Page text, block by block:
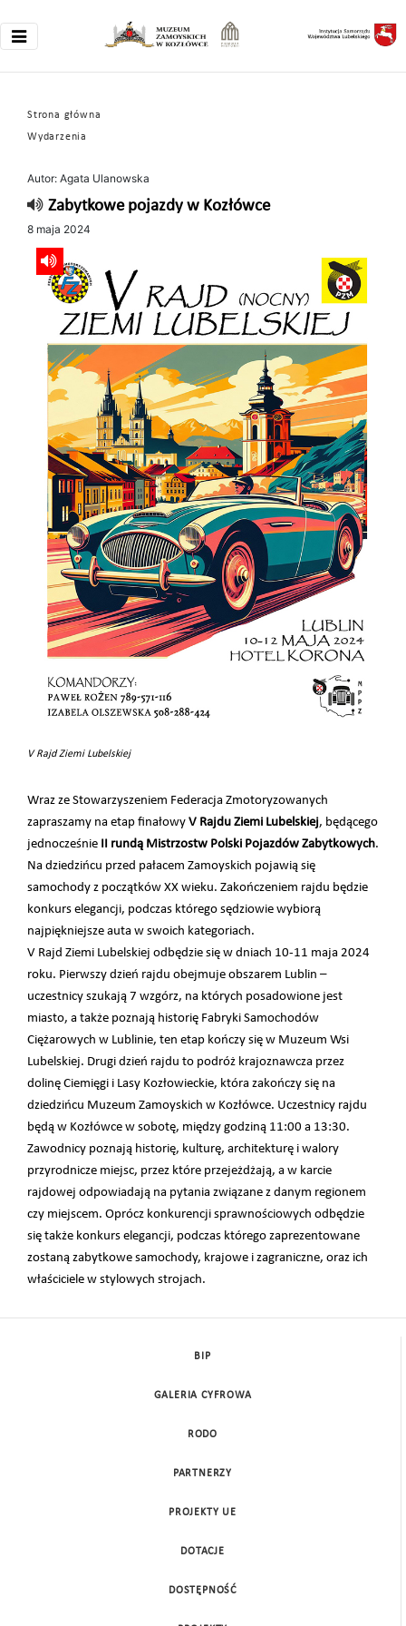
Strona główna
Wydarzenia
Autor: Agata Ulanowska
Zabytkowe pojazdy w Kozłówce
8 maja 2024
V Rajd Ziemi Lubelskiej
Wraz ze Stowarzyszeniem Federacja Zmotoryzowanych
zapraszamy na etap finałowy V Rajdu Ziemi Lubelskiej, będącego
jednocześnie II rundą Mistrzostw Polski Pojazdów Zabytkowych.
Na dziedzińcu przed pałacem Zamoyskich pojawią się
samochody z początków XX wieku. Zakończeniem rajdu będzie
konkurs elegancji, podczas którego sędziowie wybiorą
najpiękniejsze auta w swoich kategoriach.
V Rajd Ziemi Lubelskiej odbędzie się w dniach 10-11 maja 2024
roku. Pierwszy dzień rajdu obejmuje obszarem Lublin –
uczestnicy szukają 7 wzgórz, na których posadowione jest
miasto, a także poznają historię Fabryki Samochodów
Ciężarowych w Lublinie, ten etap kończy się w Muzeum Wsi
Lubelskiej. Drugi dzień rajdu to podróż krajoznawcza przez
dolinę Ciemięgi i Lasy Kozłowieckie, która zakończy się na
dziedzińcu Muzeum Zamoyskich w Kozłówce. Uczestnicy rajdu
będą w Kozłówce w sobotę, między godziną 11:00 a 13:30.
Zawodnicy poznają historię, kulturę, architekturę i walory
przyrodnicze miejsc, przez które przejeżdżają, a w karcie
rajdowej odpowiadają na pytania związane z danym regionem
czy miejscem. Oprócz konkurencji sprawnościowych odbędzie
się także konkurs elegancji, podczas którego zaprezentowane
zostaną zabytkowe samochody, krajowe i zagraniczne, oraz ich
właściciele w stylowych strojach.
BIP
GALERIA CYFROWA
RODO
PARTNERZY
PROJEKTY UE
DOTACJE
DOSTĘPNOŚĆ